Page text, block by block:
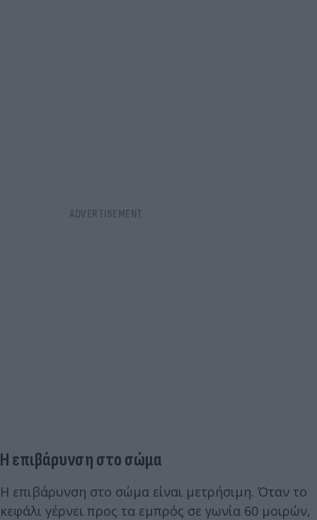
Η επιβάρυνση στο σώμα
Η επιβάρυνση στο σώμα είναι μετρήσιμη. Όταν το
κεφάλι γέρνει προς τα εμπρός σε γωνία 60 μοιρών,